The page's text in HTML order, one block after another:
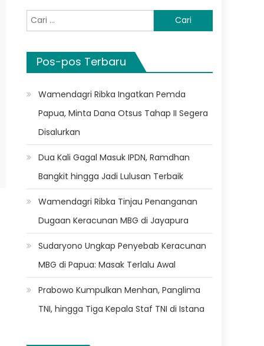
Cari
untuk:
Pos-pos Terbaru
Wamendagri Ribka Ingatkan Pemda
Papua, Minta Dana Otsus Tahap II Segera
Disalurkan
Dua Kali Gagal Masuk IPDN, Ramdhan
Bangkit hingga Jadi Lulusan Terbaik
Wamendagri Ribka Tinjau Penanganan
Dugaan Keracunan MBG di Jayapura
Sudaryono Ungkap Penyebab Keracunan
MBG di Papua: Masak Terlalu Awal
Prabowo Kumpulkan Menhan, Panglima
TNI, hingga Tiga Kepala Staf TNI di Istana